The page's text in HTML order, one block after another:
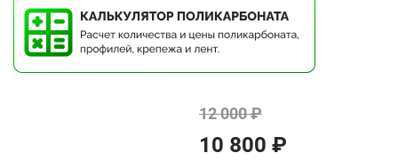
12 000 ₽
10 800 ₽